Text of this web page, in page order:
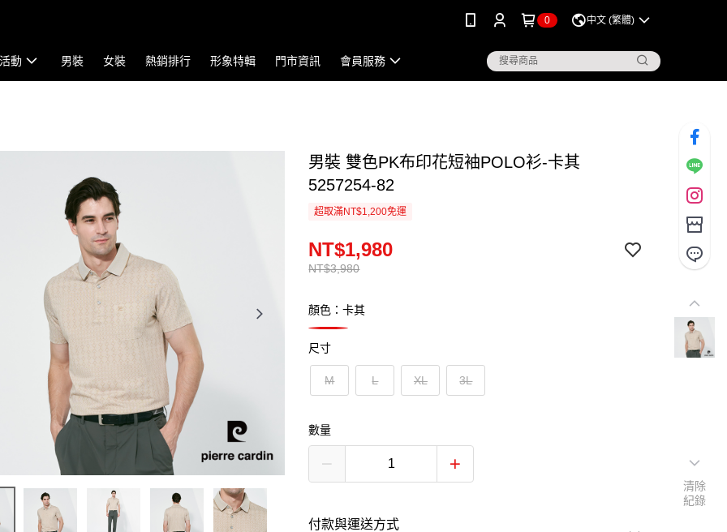
0 中文 (繁體)
動 男裝 女裝 熱銷排行 形象特輯 門市資訊 會員服務
男裝 雙色PK布印花短袖POLO衫-卡其
5257254-82
超取滿NT$1,200免運
NT$3,980
NT$1,980
顏色：卡其
尺寸
M L XL 3L
數量
付款與運送方式
清除
紀錄